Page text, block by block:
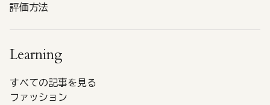
評価方法
Learning
すべての記事を見る
ファッション